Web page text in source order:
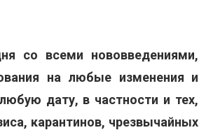
со всеми нововведениями,
на любые изменения и
дату, в частности и тех,
карантинов, чрезвычайных